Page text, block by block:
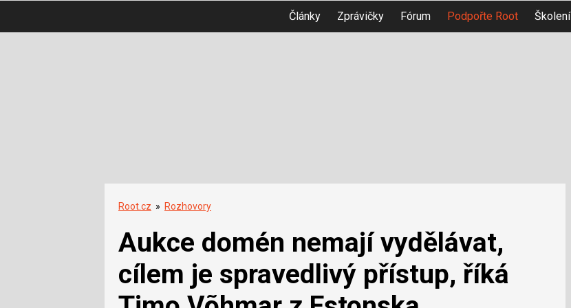
Články Zprávičky Fórum Podpořte Root Školení
Root.cz » Rozhovory
Aukce domén nemají vydělávat,
cílem je spravedlivý přístup, říká